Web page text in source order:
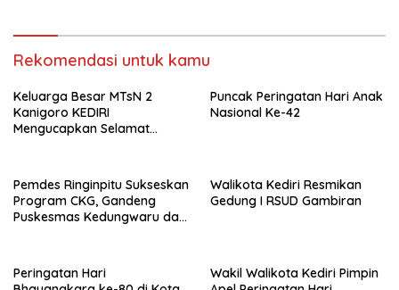
Rekomendasi untuk kamu
Keluarga Besar MTsN 2
Kanigoro KEDIRI
Mengucapkan Selamat
Puncak Peringatan Hari Anak
Nasional Ke-42
Pemdes Ringinpitu Sukseskan
Program CKG, Gandeng
Puskesmas Kedungwaru dan
Walikota Kediri Resmikan
Gedung I RSUD Gambiran
Peringatan Hari
Wakil Walikota Kediri Pimpin